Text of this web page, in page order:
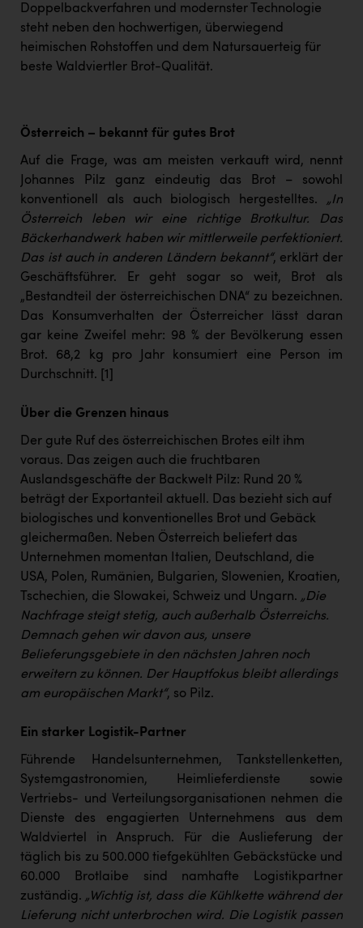
Doppelbackverfahren und modernster Technologie
steht neben den hochwertigen, überwiegend
heimischen Rohstoffen und dem Natursauerteig für
beste Waldviertler Brot-Qualität.
Österreich – bekannt für gutes Brot
Auf die Frage, was am meisten verkauft wird, nennt
Johannes Pilz ganz eindeutig das Brot – sowohl
konventionell als auch biologisch hergestelltes. „In
Österreich leben wir eine richtige Brotkultur. Das
Bäckerhandwerk haben wir mittlerweile perfektioniert.
Das ist auch in anderen Ländern bekannt“, erklärt der
Geschäftsführer. Er geht sogar so weit, Brot als
„Bestandteil der österreichischen DNA“ zu bezeichnen.
Das Konsumverhalten der Österreicher lässt daran
gar keine Zweifel mehr: 98 % der Bevölkerung essen
Brot. 68,2 kg pro Jahr konsumiert eine Person im
Durchschnitt.
[1]
Über die Grenzen hinaus
Der gute Ruf des österreichischen Brotes eilt ihm
voraus. Das zeigen auch die fruchtbaren
Auslandsgeschäfte der Backwelt Pilz: Rund 20 %
beträgt der Exportanteil aktuell. Das bezieht sich auf
biologisches und konventionelles Brot und Gebäck
gleichermaßen. Neben Österreich beliefert das
Unternehmen momentan Italien, Deutschland, die
USA, Polen, Rumänien, Bulgarien, Slowenien, Kroatien,
Tschechien, die Slowakei, Schweiz und Ungarn. „Die
Nachfrage steigt stetig, auch außerhalb Österreichs.
Demnach gehen wir davon aus, unsere
Belieferungsgebiete in den nächsten Jahren noch
erweitern zu können. Der Hauptfokus bleibt allerdings
am europäischen Markt“, so Pilz.
Ein starker Logistik-Partner
Führende Handelsunternehmen, Tankstellenketten,
Systemgastronomien, Heimlieferdienste sowie
Vertriebs- und Verteilungsorganisationen nehmen die
Dienste des engagierten Unternehmens aus dem
Waldviertel in Anspruch. Für die Auslieferung der
täglich bis zu 500.000 tiefgekühlten Gebäckstücke und
60.000 Brotlaibe sind namhafte Logistikpartner
zuständig. „Wichtig ist, dass die Kühlkette während der
Lieferung nicht unterbrochen wird. Die Logistik passen